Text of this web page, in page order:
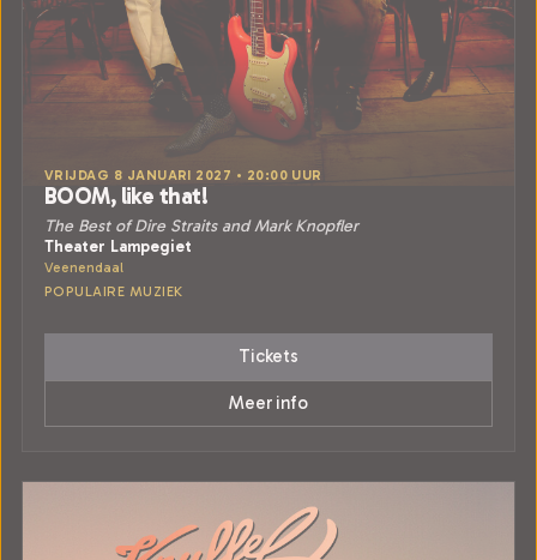
VRIJDAG 8 JANUARI 2027 • 20:00 UUR
BOOM, like that!
The Best of Dire Straits and Mark Knopfler
Theater Lampegiet
Veenendaal
POPULAIRE MUZIEK
Tickets
Meer info